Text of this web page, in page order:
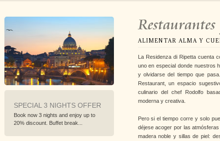
3 NIGHTS OFFER
nights and enjoy up to
Buffet break...
SPECIAL 4 NIGHTS OFFER
Book now minimum 4 nights and enjoy
discounts
ALIMENTAR ALMA Y
La Residenza di Ripetta cuenta
uno en especial donde nuestros
y olvidarse del tiempo que
Restaurant, un espacio
culinario del chef Rodolfo
moderna y creativa.
Pero si el tiempo corre y solo
déjese acoger por las
madera noble y sillas de piel: